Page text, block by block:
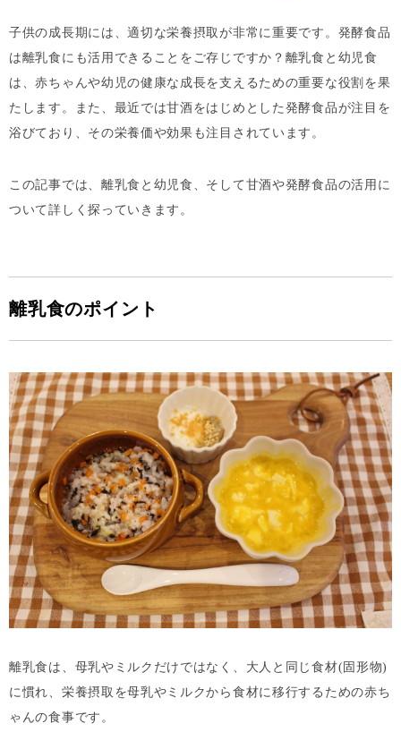
子供の成長期には、適切な栄養摂取が非常に重要です。発酵食品
は離乳食にも活用できることをご存じですか？離乳食と幼児食
は、赤ちゃんや幼児の健康な成長を支えるための重要な役割を果
たします。また、最近では甘酒をはじめとした発酵食品が注目を
浴びており、その栄養価や効果も注目されています。
この記事では、離乳食と幼児食、そして甘酒や発酵食品の活用に
ついて詳しく探っていきます。
離乳食のポイント
離乳食は、母乳やミルクだけではなく、大人と同じ食材(固形物)
に慣れ、栄養摂取を母乳やミルクから食材に移行するための赤ち
ゃんの食事です。